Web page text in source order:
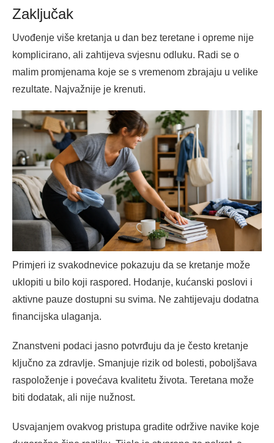
Zaključak
Uvođenje više kretanja u dan bez teretane i opreme nije
komplicirano, ali zahtijeva svjesnu odluku. Radi se o
malim promjenama koje se s vremenom zbrajaju u velike
rezultate. Najvažnije je krenuti.
Primjeri iz svakodnevice pokazuju da se kretanje može
uklopiti u bilo koji raspored. Hodanje, kućanski poslovi i
aktivne pauze dostupni su svima. Ne zahtijevaju dodatna
financijska ulaganja.
Znanstveni podaci jasno potvrđuju da je često kretanje
ključno za zdravlje. Smanjuje rizik od bolesti, poboljšava
raspoloženje i povećava kvalitetu života. Teretana može
biti dodatak, ali nije nužnost.
Usvajanjem ovakvog pristupa gradite održive navike koje